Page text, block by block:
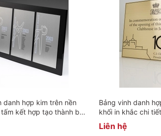
danh hợp kim trên nền
kết hợp tạo thành bức
động - Cúp vinh danh
Bảng vinh danh
khối in khắc chi
theo yêu cầu
Liên hệ